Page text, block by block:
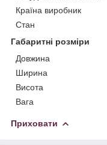
Країна виробник
Стан
Габаритні розміри
Довжина
Ширина
Висота
Вага
Приховати